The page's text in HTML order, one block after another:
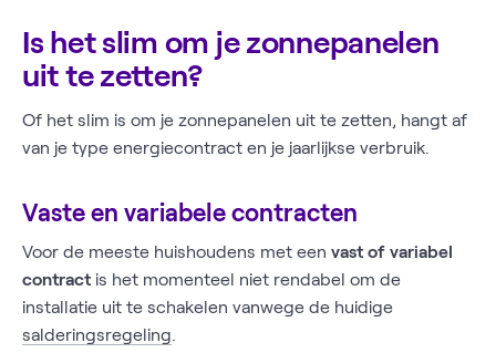
Is het slim om je zonnepanelen
uit te zetten?
Of het slim is om je zonnepanelen uit te zetten, hangt af
van je type energiecontract en je jaarlijkse verbruik.
Vaste en variabele contracten
Voor de meeste huishoudens met een vast of variabel
contract is het momenteel niet rendabel om de
installatie uit te schakelen vanwege de huidige
salderingsregeling.